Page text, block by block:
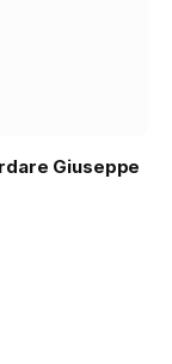
Giuseppe